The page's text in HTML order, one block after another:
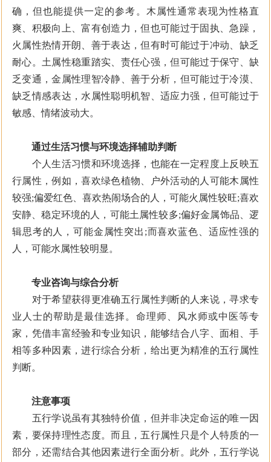
确，但也能提供一定的参考。木属性通常表现为性格直
爽、积极向上、富有创造力，但也可能过于固执、急躁，
火属性热情开朗、善于表达，但有时可能过于冲动、缺乏
耐心。土属性稳重踏实、责任心强，但可能过于保守、缺
乏变通，金属性理智冷静、善于分析，但可能过于冷漠、
缺乏情感表达，水属性聪明机智、适应力强，但可能过于
敏感、情绪波动大。
通过生活习惯与环境选择辅助判断
个人生活习惯和环境选择，也能在一定程度上反映五
行属性，例如，喜欢绿色植物、户外活动的人可能木属性
较强;偏爱红色、喜欢热闹场合的人，可能火属性较旺;喜欢
安静、稳定环境的人，可能土属性较多;偏好金属饰品、逻
辑思考的人，可能金属性突出;而喜欢蓝色、适应性强的
人，可能水属性较明显。
专业咨询与综合分析
对于希望获得更准确五行属性判断的人来说，寻求专
业人士的帮助是最佳选择。命理师、风水师或中医等专
家，凭借丰富经验和专业知识，能够结合八字、面相、手
相等多种因素，进行综合分析，给出更为精准的五行属性
判断。
注意事项
五行学说虽有其独特价值，但并非决定命运的唯一因
素，要保持理性态度。而且，五行属性只是个人特质的一
部分，还需结合其他因素进行全面分析。此外，五行学说